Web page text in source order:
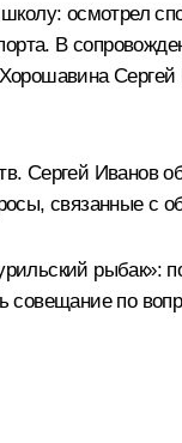
осмотрел
В
Сергей
Сергей
связанные с
рыбак»:
по